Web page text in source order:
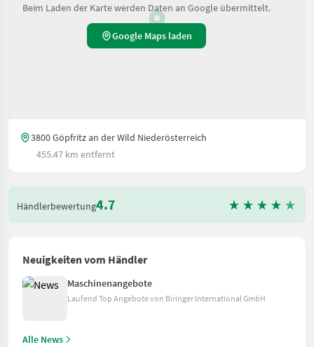
Beim Laden der Karte werden Daten an Google übermittelt.
Google Maps laden
3800 Göpfritz an der Wild Niederösterreich
455.47 km entfernt
Händlerbewertung4.7
Neuigkeiten vom Händler
Maschinenangebote
Laufend Top Angebote von Biringer International GmbH
Alle News